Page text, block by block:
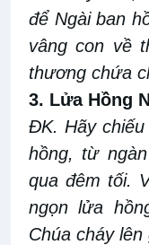
để Ngài ban
vâng con về
thương chứa
3. Lửa Hồng
ĐK. Hãy
hồng, từ
qua đêm tối.
ngọn lửa
Chúa cháy